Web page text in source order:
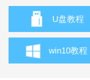
U盘教程
win10教程